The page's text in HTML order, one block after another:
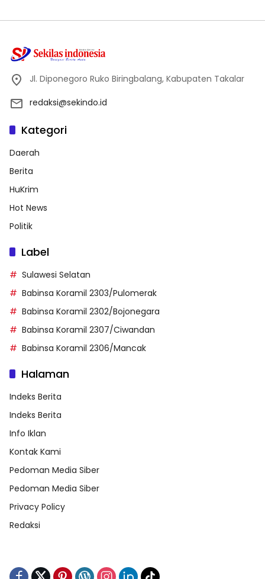
Jl. Diponegoro Ruko Biringbalang, Kabupaten Takalar
redaksi@sekindo.id
Kategori
Daerah
Berita
HuKrim
Hot News
Politik
Label
Sulawesi Selatan
Babinsa Koramil 2303/Pulomerak
Babinsa Koramil 2302/Bojonegara
Babinsa Koramil 2307/Ciwandan
Babinsa Koramil 2306/Mancak
Halaman
Indeks Berita
Indeks Berita
Info Iklan
Kontak Kami
Pedoman Media Siber
Pedoman Media Siber
Privacy Policy
Redaksi